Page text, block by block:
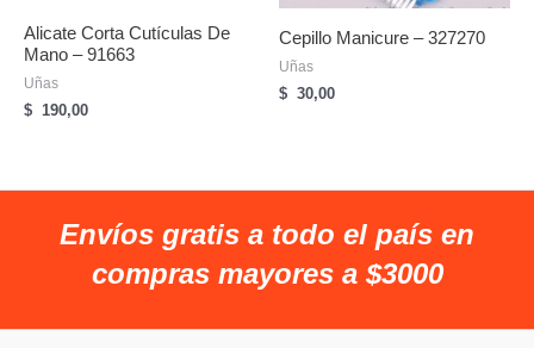
Alicate Corta Cutículas De
Mano – 91663
Uñas
$ 190,00
Cepillo Manicure – 327270
Uñas
$ 30,00
Envíos gratis a todo el país en
compras mayores a $3000